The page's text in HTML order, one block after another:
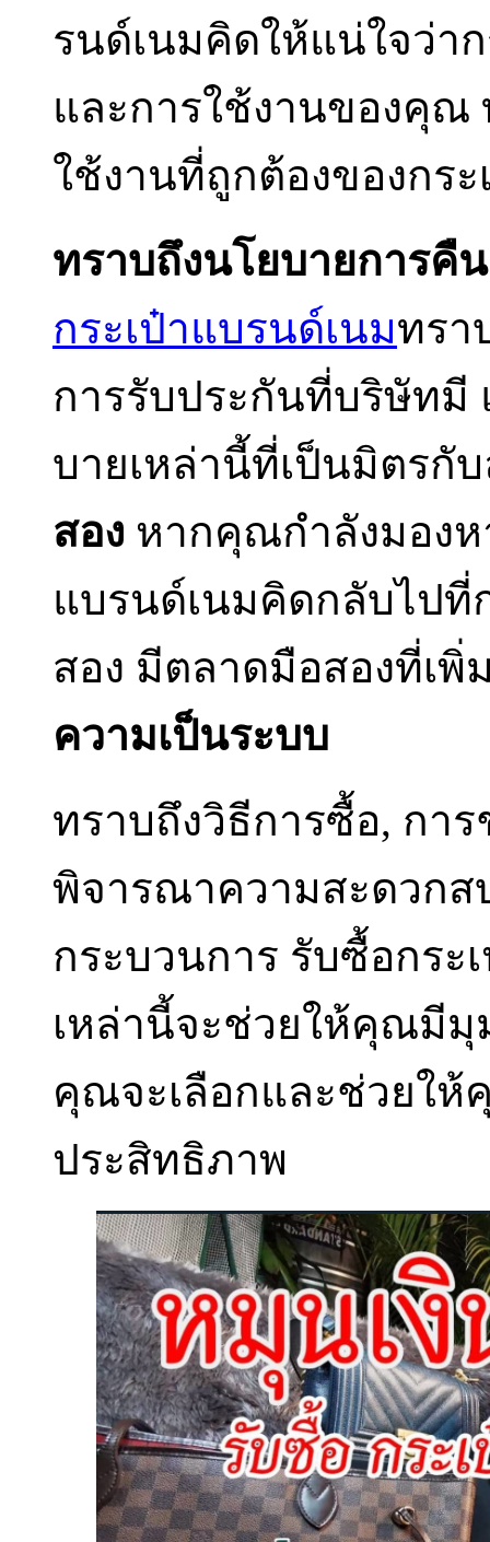
รนด์เนมคิดให้แน่ใจว่า
และการใช้งานของคุณ
ใช้งานที่ถูกต้องของกระ
ทราบถึงนโยบายการคื
กระเป๋าแบรนด์เนมทรา
การรับประกันที่บริษัทมี
บายเหล่านี้ที่เป็นมิตรกั
สอง หากคุณกำลังมองห
แบรนด์เนมคิดกลับไปที่
สอง มีตลาดมือสองที่เพิ่
ความเป็นระบบ
ทราบถึงวิธีการซื้อ, กา
พิจารณาความสะดวก
กระบวนการ รับซื้อกระ
เหล่านี้จะช่วยให้คุณมีมุ
คุณจะเลือกและช่วยให้
ประสิทธิภาพ